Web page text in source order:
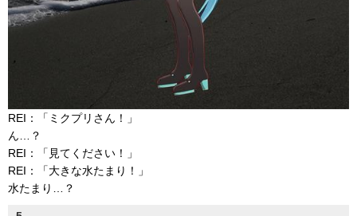
REI：「ミクプリさん！」
ん…？
REI：「見てください！」
REI：「大きな水たまり！」
水たまり…？